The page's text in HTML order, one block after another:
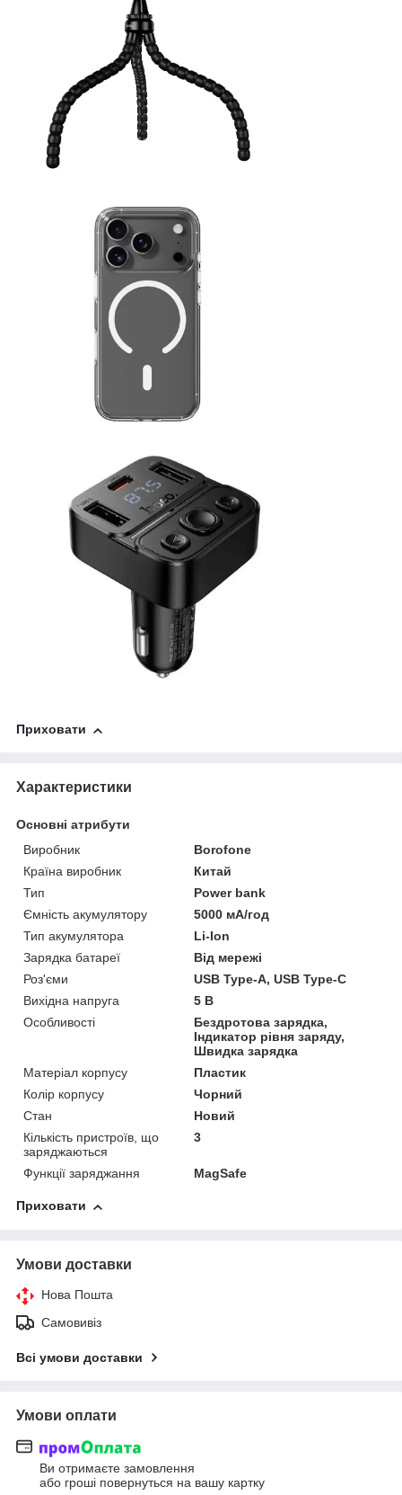
Приховати
Характеристики
Основні атрибути
Виробник
Borofone
Країна виробник
Китай
Тип
Power bank
Ємність акумулятору
5000 мА/год
Тип акумулятора
Li-Ion
Зарядка батареї
Від мережі
Роз'єми
USB Type-A, USB Type-C
Вихідна напруга
5 В
Особливості
Бездротова зарядка,
Індикатор рівня заряду,
Швидка зарядка
Матеріал корпусу
Пластик
Колір корпусу
Чорний
Стан
Новий
Кількість пристроїв, що
заряджаються
3
Функції заряджання MagSafe
Приховати
Умови доставки
Нова Пошта
Самовивіз
Всі умови доставки
Умови оплати
Ви отримаєте замовлення
або гроші повернуться на вашу картку